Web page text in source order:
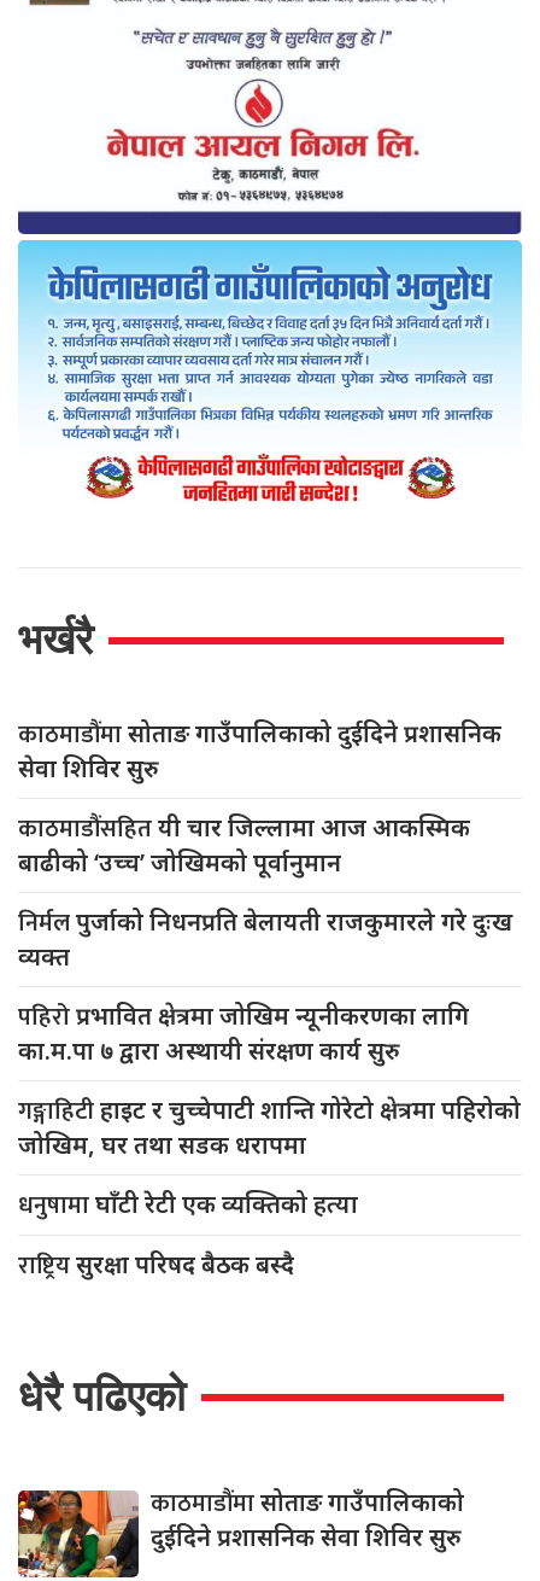
भर्खरै
काठमाडौंमासोताङ गाउँपालिकाको दुईदिने प्रशासनिक
सेवा शिविर सुरु
काठमाडौंसहितयी चार जिल्लामा आज आकस्मिक
बाढीको ‘उच्च’ जोखिमको पूर्वानुमान
निर्मलपुर्जाको निधनप्रति बेलायती राजकुमारले गरे दुःख
व्यक्त
पहिरोप्रभावित क्षेत्रमा जोखिम न्यूनीकरणका लागि
का.म.पा ७ द्वारा अस्थायी संरक्षण कार्य सुरु
गङ्गाहिटीहाइट र चुच्चेपाटी शान्ति गोरेटो क्षेत्रमा पहिरोको
जोखिम, घर तथा सडक धरापमा
धनुषामाघाँटी रेटी एक व्यक्तिको हत्या
राष्ट्रियसुरक्षा परिषद बैठक बस्दै
धेरै पढिएको
काठमाडौंमासोताङ गाउँपालिकाको
दुईदिने प्रशासनिक सेवा शिविर सुरु